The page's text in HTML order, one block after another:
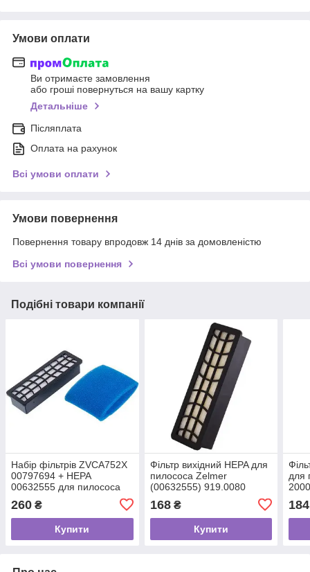
Умови оплати
Ви отримаєте замовлення
або гроші повернуться на вашу картку
Детальніше
Післяплата
Оплата на рахунок
Всі умови оплати
Умови повернення
Повернення товару впродовж 14 днів за домовленістю
Всі умови повернення
Подібні товари компанії
Набір фільтрів ZVCA752X
00797694 + HEPA
00632555 для пилососа
260 ₴
Купити
Фільтр вихідний HEPA для
пилососа Zelmer
(00632555) 919.0080
168₴
Купити
для
184